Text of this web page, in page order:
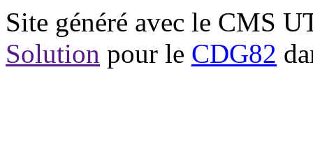
Site généré avec le CMS
Solution pour le CDG82